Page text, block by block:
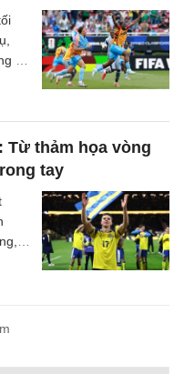
số
Từ thảm họa vòng
tay